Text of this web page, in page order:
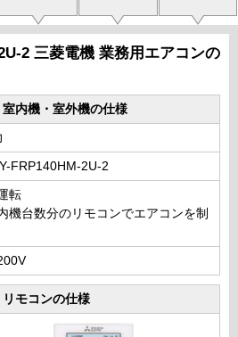
2 三菱電機 業務用エアコンの
内機・室外機の仕様
FRP140HM-2U-2
転
機台数分のリモコンでエアコンを制
モコンの仕様